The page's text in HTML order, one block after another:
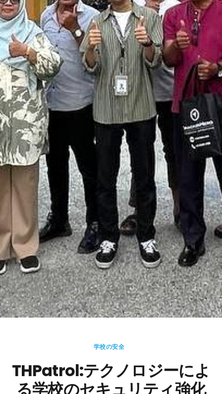
学校の安全
THPatrol:テクノロジーによ
る学校のセキュリティ強化